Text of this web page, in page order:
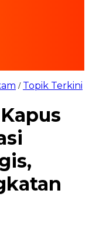
/ Topik Terkini